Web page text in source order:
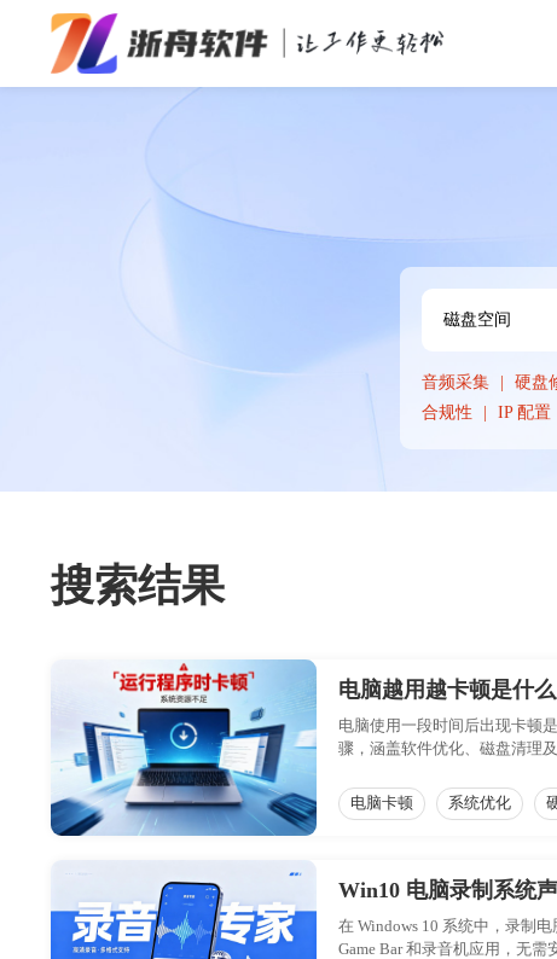
音频采集 硬盘
合规性
IP 配置
搜索结果
电脑越用越卡顿是什
电脑使用一段时间后出现卡顿
骤，涵盖软件优化、磁盘清理
电脑卡顿 系统优化
Win10 电脑录制系统
在 Windows 10 系统中，录制
Game Bar 和录音机应用，无